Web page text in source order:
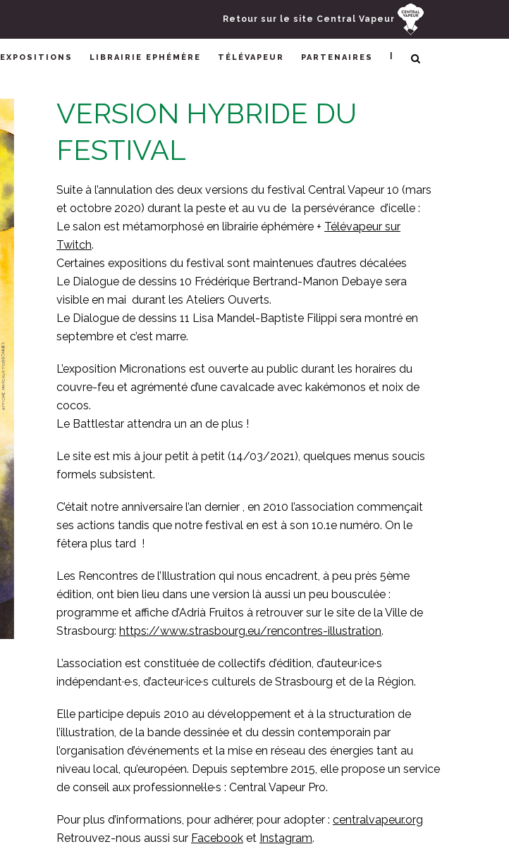
Retour sur le site Central Vapeur
EXPOSITIONS LIBRAIRIE EPHÉMÈRE TÉLÉVAPEUR PARTENAIRES
VERSION HYBRIDE DU
FESTIVAL
Suite à l’annulation des deux versions du festival Central Vapeur 10 (mars
et octobre 2020) durant la peste et au vu de la persévérance d’icelle :
Le salon est métamorphosé en librairie éphémère + Télévapeur sur
Twitch.
Certaines expositions du festival sont maintenues d’autres décalées
Le Dialogue de dessins 10 Frédérique Bertrand-Manon Debaye sera
visible en mai durant les Ateliers Ouverts.
Le Dialogue de dessins 11 Lisa Mandel-Baptiste Filippi sera montré en
septembre et c’est marre.
L’exposition Micronations est ouverte au public durant les horaires du
couvre-feu et agrémenté d’une cavalcade avec kakémonos et noix de
cocos.
Le Battlestar attendra un an de plus !
Le site est mis à jour petit à petit (14/03/2021), quelques menus soucis
formels subsistent.
C’était notre anniversaire l’an dernier , en 2010 l’association commençait
ses actions tandis que notre festival en est à son 10.1e numéro. On le
fêtera plus tard !
Les Rencontres de l’Illustration qui nous encadrent, à peu près 5ème
édition, ont bien lieu dans une version là aussi un peu bousculée :
programme et affiche d’Adrià Fruitos à retrouver sur le site de la Ville de
Strasbourg: https://www.strasbourg.eu/rencontres-illustration.
L’association est constituée de collectifs d’édition, d’auteur·ice·s
indépendant·e·s, d’acteur·ice·s culturels de Strasbourg et de la Région.
Elle participe depuis 2010 au développement et à la structuration de
l’illustration, de la bande dessinée et du dessin contemporain par
l’organisation d’événements et la mise en réseau des énergies tant au
niveau local, qu’européen. Depuis septembre 2015, elle propose un service
de conseil aux professionnel·le·s : Central Vapeur Pro.
Pour plus d’informations, pour adhérer, pour adopter : centralvapeur.org
Retrouvez-nous aussi sur Facebook et Instagram.